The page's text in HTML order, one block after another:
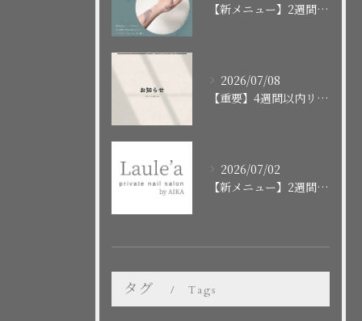
【新メニュー】2週間で消えるボディアート「ジャグアタトゥー」スタート！施術の流れや注意点まとめ
2026/07/08
【重要】4週間以内リピートクーポンの終了に関するお知らせ
2026/07/02
【新メニュー】2週間で消えるお洒落タトゥー「ジャグアタトゥー」はじめました！
タグ Tags